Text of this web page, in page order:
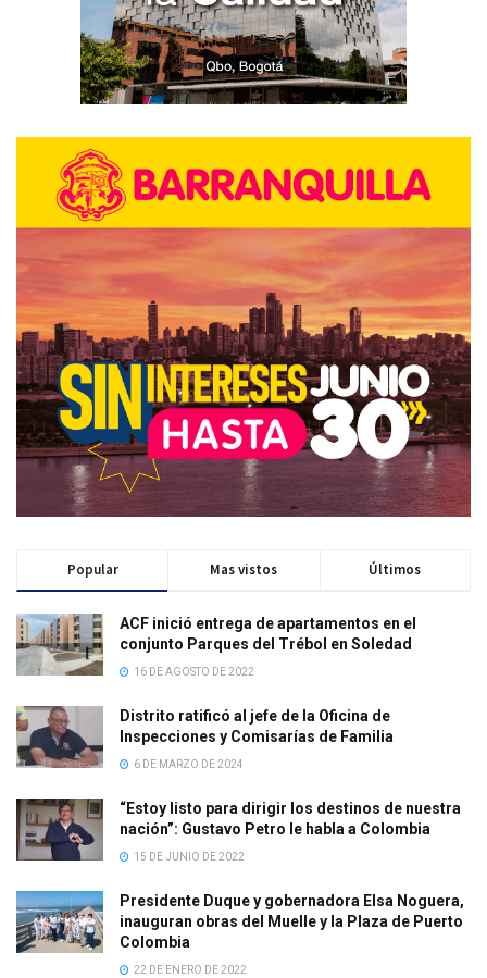
Popular Mas vistos Últimos
ACF inició entrega de apartamentos en el
conjunto Parques del Trébol en Soledad
16 DE AGOSTO DE 2022
Distrito ratificó al jefe de la Oficina de
Inspecciones y Comisarías de Familia
6 DE MARZO DE 2024
“Estoy listo para dirigir los destinos de nuestra
nación”: Gustavo Petro le habla a Colombia
15 DE JUNIO DE 2022
Presidente Duque y gobernadora Elsa Noguera,
inauguran obras del Muelle y la Plaza de Puerto
Colombia
22 DE ENERO DE 2022